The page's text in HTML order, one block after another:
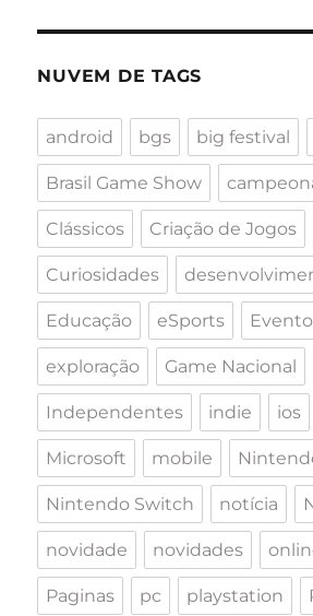
NUVEM DE TAGS
android bgs big festival
Brasil Game Show
Clássicos Criação de Jogos
Curiosidades
Educação eSports Evento
exploração Game Nacional
Independentes indie ios
Microsoft mobile
Nintendo Switch notícia
novidade novidades
Paginas pc playstation